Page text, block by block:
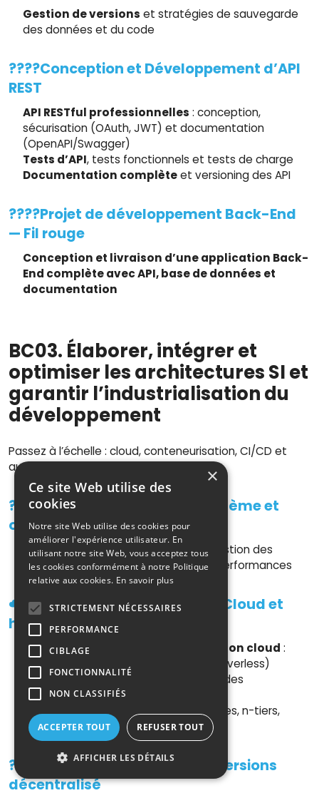
Gestion de versions et stratégies de sauvegarde
des données et du code
????Conception et Développement d’API
REST
API RESTful professionnelles : conception,
sécurisation (OAuth, JWT) et documentation
(OpenAPI/Swagger)
Tests d’API, tests fonctionnels et tests de charge
Documentation complèteet versioning des API
????Projet de développement Back-End
— Fil rouge
Conception et livraison d’une application Back-
End complète avec API, base de données et
documentation
BC03. Élaborer, intégrer et
optimiser les architectures SI et
garantir l’industrialisation du
développement
Passez à l’échelle : cloud, conteneurisation, CI/CD et
automatisation du déploiement.
????Linux : administration système et
optimisation
Administration Linux avancée: gestion des
services, scripting, optimisation des performances
☁️ Architectures sécurisées — Cloud et
hybrides
Évaluation des besoins et intégration cloud :
AWS, Azure, GCP (IaaS, PaaS, SaaS, Serverless)
Administration et rationalisation
des
plateformes cloud
Architecture logicielle: microservices, n-tiers,
architectures distribuées
????Versioning et gestion de versions
décentralisé
×
Ce site Web utilise des
cookies
Notre site Web utilise des cookies pour
améliorer l'expérience utilisateur. En
utilisant notre site Web, vous acceptez tous
les cookies conformément à notre Politique
relative aux cookies. En savoir plus
STRICTEMENT NÉCESSAIRES
PERFORMANCE
CIBLAGE
FONCTIONNALITÉ
NON CLASSIFIÉS
ACCEPTER TOUT REFUSER TOUT
AFFICHER LES DÉTAILS